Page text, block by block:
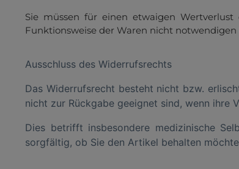
Sie müssen für einen etwaigen
Funktionsweise der Waren nicht
Ausschluss des Widerrufsrechts
Das Widerrufsrecht besteht nicht bzw.
nicht zur Rückgabe geeignet sind, wenn ihre
Dies betrifft insbesondere medizinische
sorgfältig, ob Sie den Artikel behalten